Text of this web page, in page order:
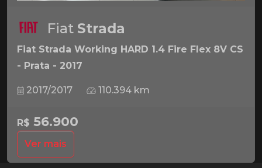
Fiat Strada
Fiat Strada Working HARD 1.4 Fire Flex 8V CS
- Prata - 2017
2017/2017 110.394 km
R$ 56.900
Ver mais